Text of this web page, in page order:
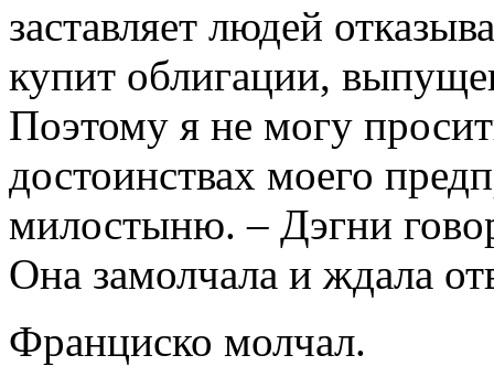
заставляет людей
купит облигации,
Поэтому я не могу
достоинствах моего
милостыню. – Дэгни
Она замолчала и ждала
Франциско молчал.